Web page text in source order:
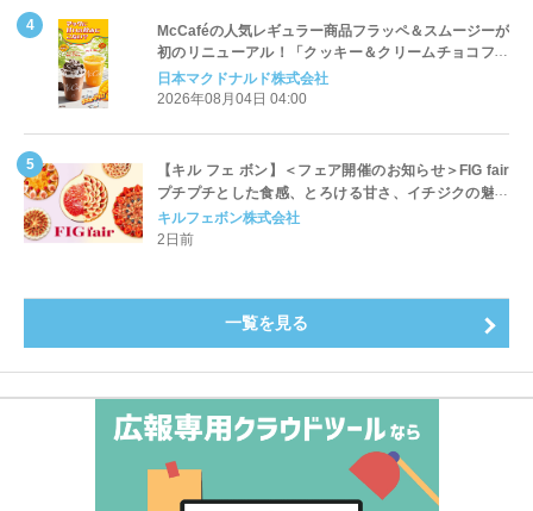
McCaféの人気レギュラー商品フラッペ＆スムージーが
初のリニューアル！「クッキー＆クリームチョコフラ
ッペ」「マンゴースムージー」8月5日（水）から販売
開始
日本マクドナルド株式会社
2026年08月04日 04:00
【キル フェ ボン】＜フェア開催のお知らせ＞FIG fair
プチプチとした食感、とろける甘さ、イチジクの魅力
をたっぷりと。新作を含め、イチジク尽くしの全4種が
登場8月20日（木）スタート
キルフェボン株式会社
2日前
一覧を見る